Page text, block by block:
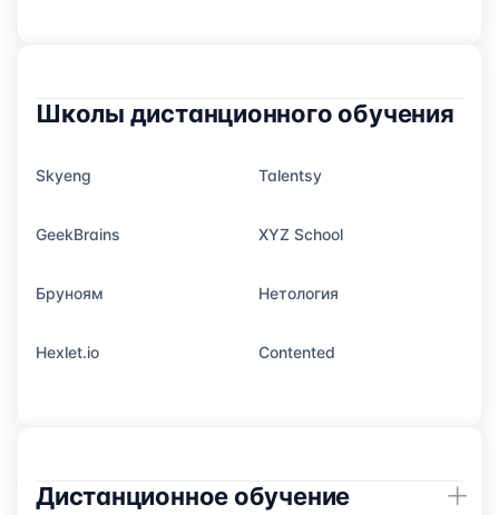
Школы дистанционного обучения
Skyeng Talentsy
GeekBrains XYZ School
Бруноям Нетология
Hexlet.io Contented
Дистанционное обучение